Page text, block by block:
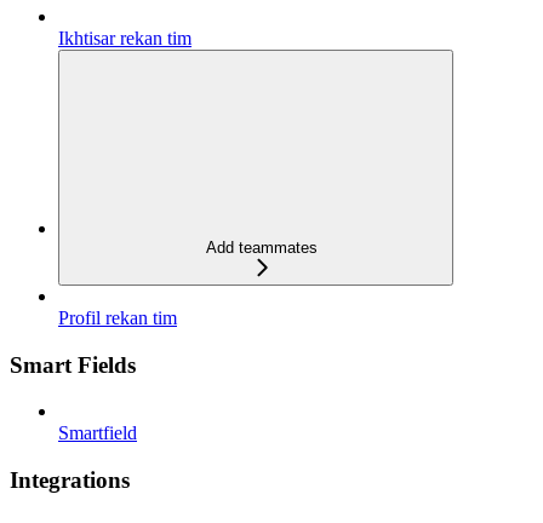
Ikhtisar rekan tim
Add teammates
Profil rekan tim
Smart Fields
Smartfield
Integrations